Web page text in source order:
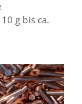
g bis ca.